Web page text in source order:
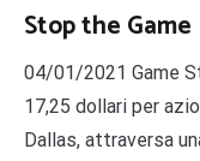
Stop the Game
04/01/2021 Game
17,25 dollari per
Dallas, attraversa